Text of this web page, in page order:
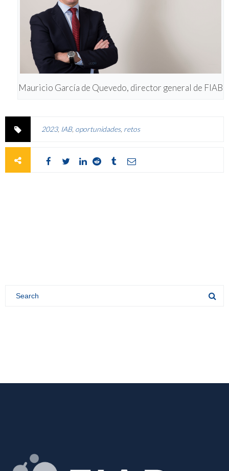
Mauricio García de Quevedo, director general de FIAB
2023, IAB, oportunidades, retos